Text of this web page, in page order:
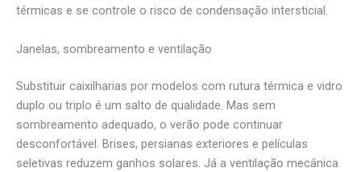
térmicas e se controle o risco de condensação intersticial.
Janelas, sombreamento e ventilação
Substituir caixilharias por modelos com rutura térmica e vidro
duplo ou triplo é um salto de qualidade. Mas sem
sombreamento adequado, o verão pode continuar
desconfortável. Brises, persianas exteriores e películas
seletivas reduzem ganhos solares. Já a ventilação mecânica